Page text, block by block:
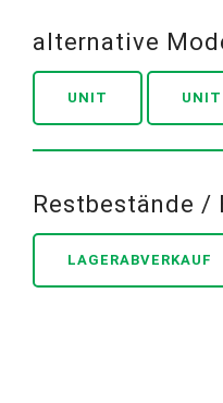
alternative
UNIT
Restbestände /
LAGERABVERKAUF